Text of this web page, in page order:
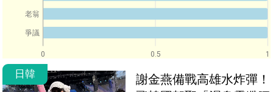
0 0.5 1
老翁
爭議
日韓
謝金燕備戰高雄水炸彈！